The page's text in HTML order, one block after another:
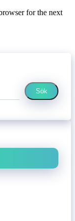
for the next
Sök